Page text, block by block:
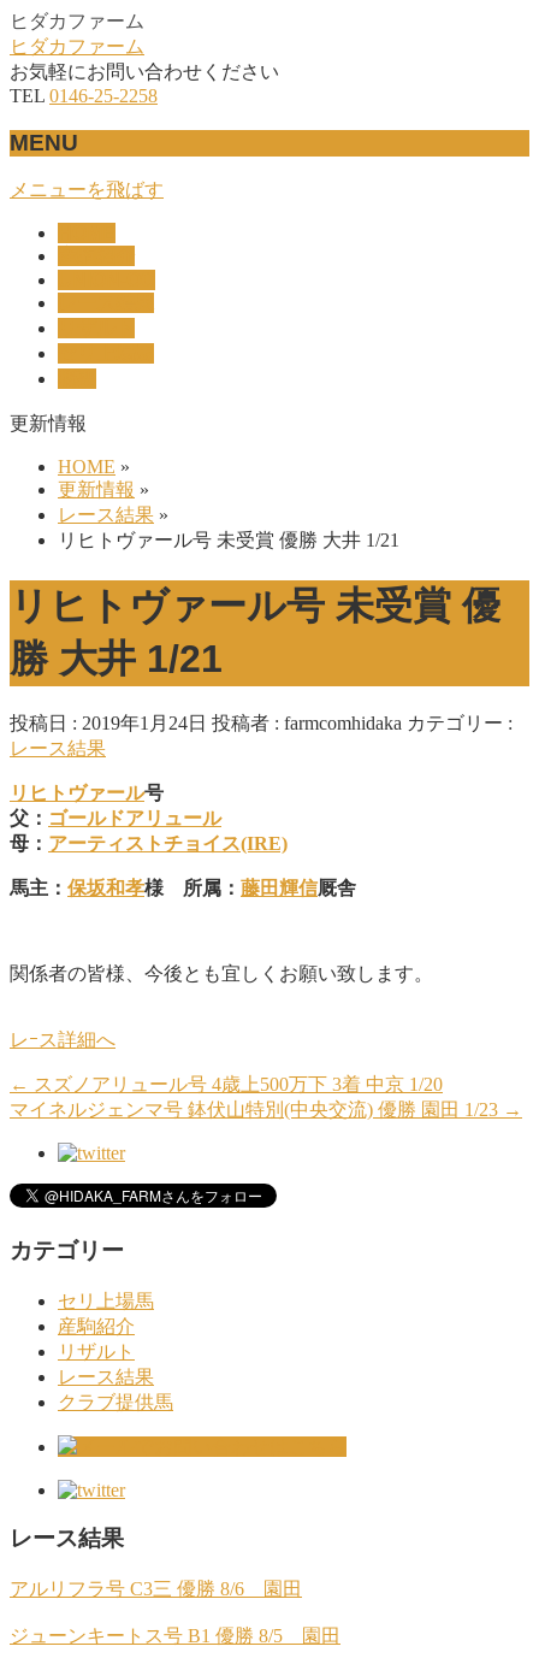
ヒダカファーム
ヒダカファーム
お気軽にお問い合わせください
TEL 0146-25-2258
MENU
メニューを飛ばす
更新情報
HOME »
更新情報 »
レース結果 »
リヒトヴァール号 未受賞 優勝 大井 1/21
リヒトヴァール号 未受賞 優
勝 大井 1/21
投稿日 : 2019年1月24日 投稿者 : farmcomhidaka カテゴリー :
レース結果
リヒトヴァール号
父： ゴールドアリュール
母： アーティストチョイス(IRE)
馬主： 保坂和孝様 所属： 藤田輝信厩舎
関係者の皆様、今後とも宜しくお願い致します。
レｰス詳細へ
← スズノアリュール号 4歳上500万下 3着 中京 1/20
マイネルジェンマ号 鉢伏山特別(中央交流) 優勝 園田 1/23 →
カテゴリー
セリ上場馬
産駒紹介
リザルト
レース結果
クラブ提供馬
レース結果
アルリフラ号 C3三 優勝 8/6 園田
ジューンキートス号 B1 優勝 8/5 園田